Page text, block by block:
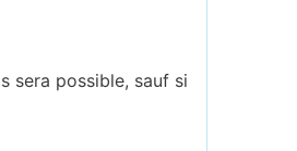
sera possible, sauf si